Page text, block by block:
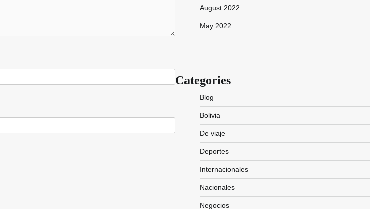
August 2022
May 2022
Categories
Blog
Bolivia
De viaje
Deportes
Internacionales
Nacionales
Negocios